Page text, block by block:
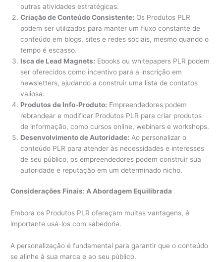
outras atividades estratégicas.
Criação de Conteúdo Consistente: Os Produtos PLR
podem ser utilizados para manter um fluxo constante de
conteúdo em blogs, sites e redes sociais, mesmo quando o
tempo é escasso.
Isca de Lead Magnets: Ebooks ou whitepapers PLR podem
ser oferecidos como incentivo para a inscrição em
newsletters, ajudando a construir uma lista de contatos
valiosa.
Produtos de Info-Produto: Empreendedores podem
rebrandear e modificar Produtos PLR para criar produtos
de informação, como cursos online, webinars e workshops.
Desenvolvimento de Autoridade: Ao personalizar o
conteúdo PLR para atender às necessidades e interesses
de seu público, os empreendedores podem construir sua
autoridade e reputação em um determinado nicho.
Considerações Finais: A Abordagem Equilibrada
Embora os Produtos PLR ofereçam muitas vantagens, é
importante usá-los com sabedoria.
A personalização é fundamental para garantir que o conteúdo
se alinhe à sua marca e ao seu público.